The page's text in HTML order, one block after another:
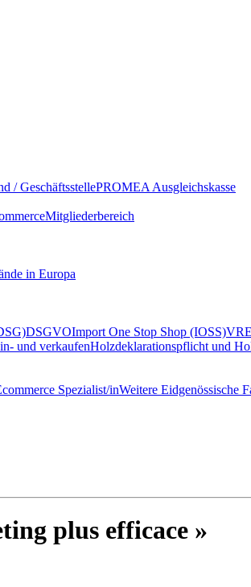
/ GeschäftsstellePROMEA Ausgleichskasse
Mitgliederbereich
in Europa
DSGVOImport One Stop Shop (IOSS)
und verkaufenHolzdeklarationspflicht und
Spezialist/inWeitere Eidgenössische
plus efficace »